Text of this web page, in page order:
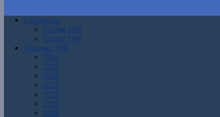
О комиссии
Состав ТИК
Состав УИК
Решения ТИК
2026
2025
2024
2023
2022
2021
2020